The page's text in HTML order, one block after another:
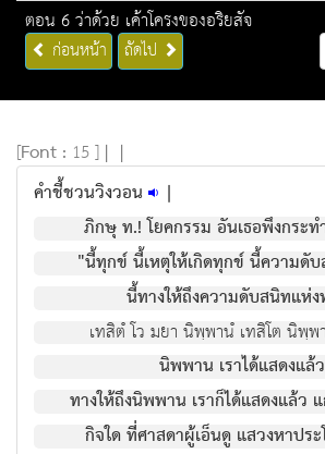
ตอน 6 ว่าด้วย เค้าโครงของอริยสัจ
ก่อนหน้า ถัดไป
[Font : 15 ] | |
คําชี้ชวนวิงวอน
|
ภิกษุ ท.! โยคกรรม อันเธอพึงกระทํา
"นี้ทุกข นี้เหตุใหเกิดทุกข นี้ความดับ
นี้ทางใหถึงความดับสนิทแหง
เทสิตํ โว มยา นิพฺพานํ เทสิโต นิพฺพ
นิพพาน เราไดแสดงแล
ทางใหถึงนิพพาน เราก็ไดแสดงแลว
กิจใด ที่ศาสดาผูเอ็นดู แสวงหาประ